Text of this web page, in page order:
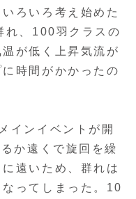
ろいろ考え始めた
れ、100羽クラスの
が低く上昇気流が
時間がかかったの
インイベントが開
か遠くで旋回を繰
遠いため、群れは
ってしまった。10